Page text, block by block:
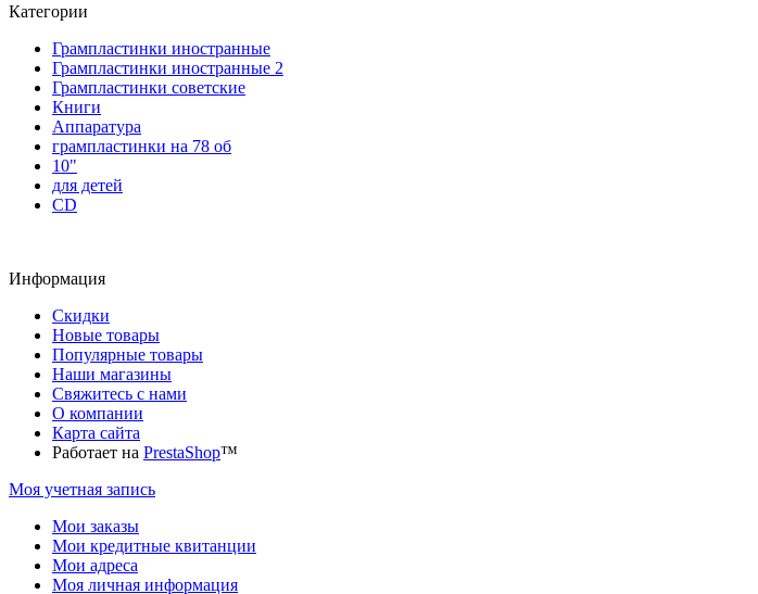
Категории
Грампластинки иностранные
Грампластинки иностранные 2
Грампластинки советские
Книги
Аппаратура
грампластинки на 78 об
10"
для детей
CD
Информация
Скидки
Новые товары
Популярные товары
Наши магазины
Свяжитесь с нами
О компании
Карта сайта
Работает на PrestaShop™
Моя учетная запись
Мои заказы
Мои кредитные квитанции
Мои адреса
Моя личная информация